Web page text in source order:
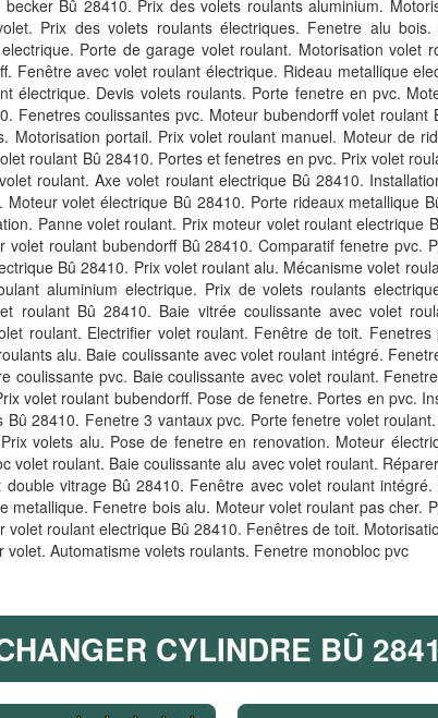
Bû 28410. Prix des volets roulants aluminium.
Prix des volets roulants électriques. Fenetre alu
Porte de garage volet roulant. Motorisation volet
Fenêtre avec volet roulant électrique. Rideau metallique
électrique. Devis volets roulants. Porte fenetre en pvc.
Fenetres coulissantes pvc. Moteur bubendorff volet
Motorisation portail. Prix volet roulant manuel. Moteur de
roulant Bû 28410. Portes et fenetres en pvc. Prix volet
roulant. Axe volet roulant electrique Bû 28410.
volet électrique Bû 28410. Porte rideaux metallique
Panne volet roulant. Prix moteur volet roulant electrique
roulant bubendorff Bû 28410. Comparatif fenetre
Bû 28410. Prix volet roulant alu. Mécanisme volet
aluminium electrique. Prix de volets roulants
roulant Bû 28410. Baie vitrée coulissante avec volet
roulant. Electrifier volet roulant. Fenêtre de toit.
alu. Baie coulissante avec volet roulant intégré.
coulissante pvc. Baie coulissante avec volet roulant.
volet roulant bubendorff. Pose de fenetre. Portes en pvc.
28410. Fenetre 3 vantaux pvc. Porte fenetre volet
volets alu. Pose de fenetre en renovation. Moteur
volet roulant. Baie coulissante alu avec volet roulant.
vitrage Bû 28410. Fenêtre avec volet roulant
metallique. Fenetre bois alu. Moteur volet roulant pas cher.
roulant electrique Bû 28410. Fenêtres de toit.
Automatisme volets roulants. Fenetre monobloc pvc
CYLINDRE BÛ